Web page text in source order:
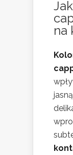
na